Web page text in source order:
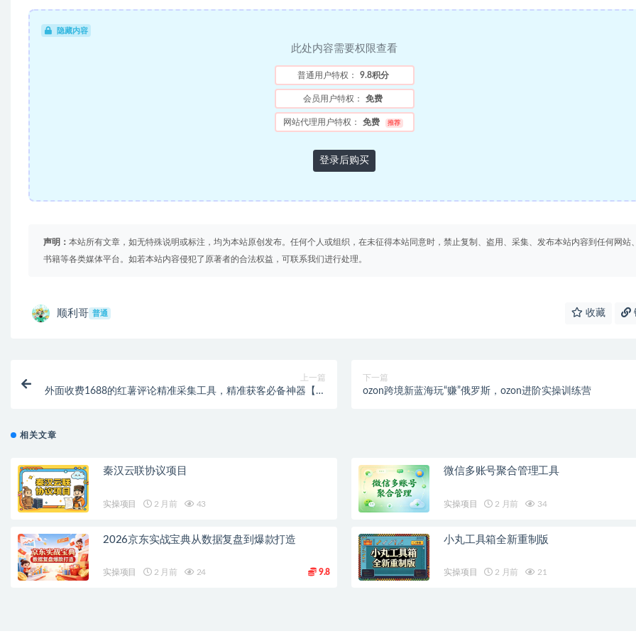
隐藏内容
此处内容需要权限查看
普通用户特权： 9.8积分
会员用户特权： 免费
网站代理用户特权： 免费 推荐
登录后购买
声明： 本站所有文章，如无特殊说明或标注，均为本站原创发布。任何个人或组织，在未征得本站同意时，禁止复制、盗用、采集、发布本站内容到任何网站
书籍等各类媒体平台。如若本站内容侵犯了原著者的合法权益，可联系我们进行处理。
顺利哥 普通 收藏
上一篇
外面收费1688的红薯评论精准采集工具，精准获客必备神器【永
下一篇
ozon跨境新蓝海玩“赚”俄罗斯，ozon进阶实操训练营
相关文章
秦汉云联协议项目
实操项目 2 月前 43
微信多账号聚合管理工具
实操项目 2 月前 34
2026京东实战宝典从数据复盘到爆款打造
实操项目 2 月前 24 9.8
小丸工具箱全新重制版
实操项目 2 月前 21